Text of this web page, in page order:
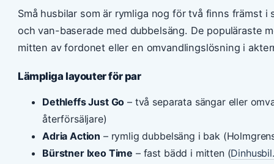
Små husbilar som är rymliga nog för två finns främst
och van-baserade med dubbelsäng. De populäraste
mitten av fordonet eller en omvandlingslösning i
Lämpliga layouter för par
Dethleffs Just Go – två separata sängar eller
återförsäljare)
Adria Action – rymlig dubbelsäng i bak
Bürstner Ixeo Time – fast bädd i mitten (